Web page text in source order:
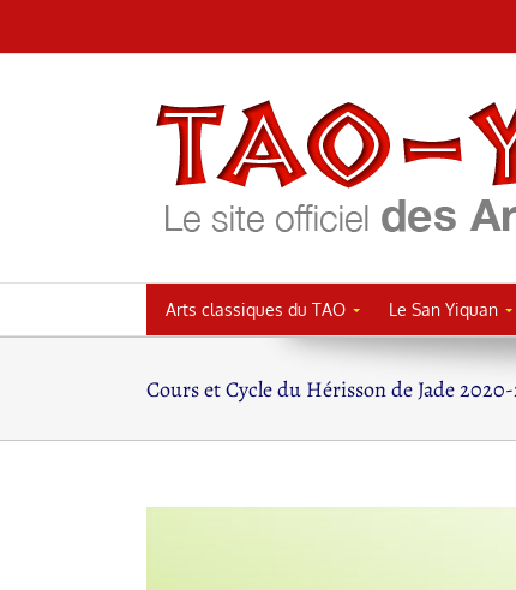
au
Arts classiques du TAO Le San Yiquan
Cours et Cycle du Hérisson de Jade